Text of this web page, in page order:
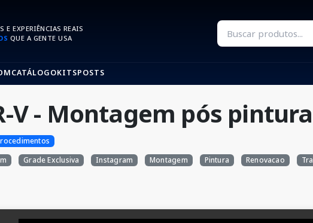
E EXPERIÊNCIAS REAIS
QUE A GENTE USA
CATÁLOGOKITSPOSTS
V - Montagem pós pintura
Grade Exclusiva Instagram Montagem Pintura Renovacao